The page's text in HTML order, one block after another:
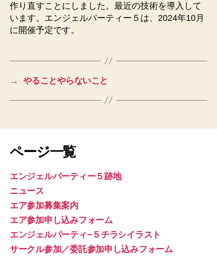
作り直すことにしました。最近の技術を導入して
います。エンジェルパーティー５は、2024年10月
に開催予定です。
→ やることやらないこと
ページ一覧
エンジェルパーティー５跡地
ニュース
エア参加募集案内
エア参加申し込みフォーム
エンジェルパーティ−５チラシイラスト
サークル参加／委託参加申し込みフォーム